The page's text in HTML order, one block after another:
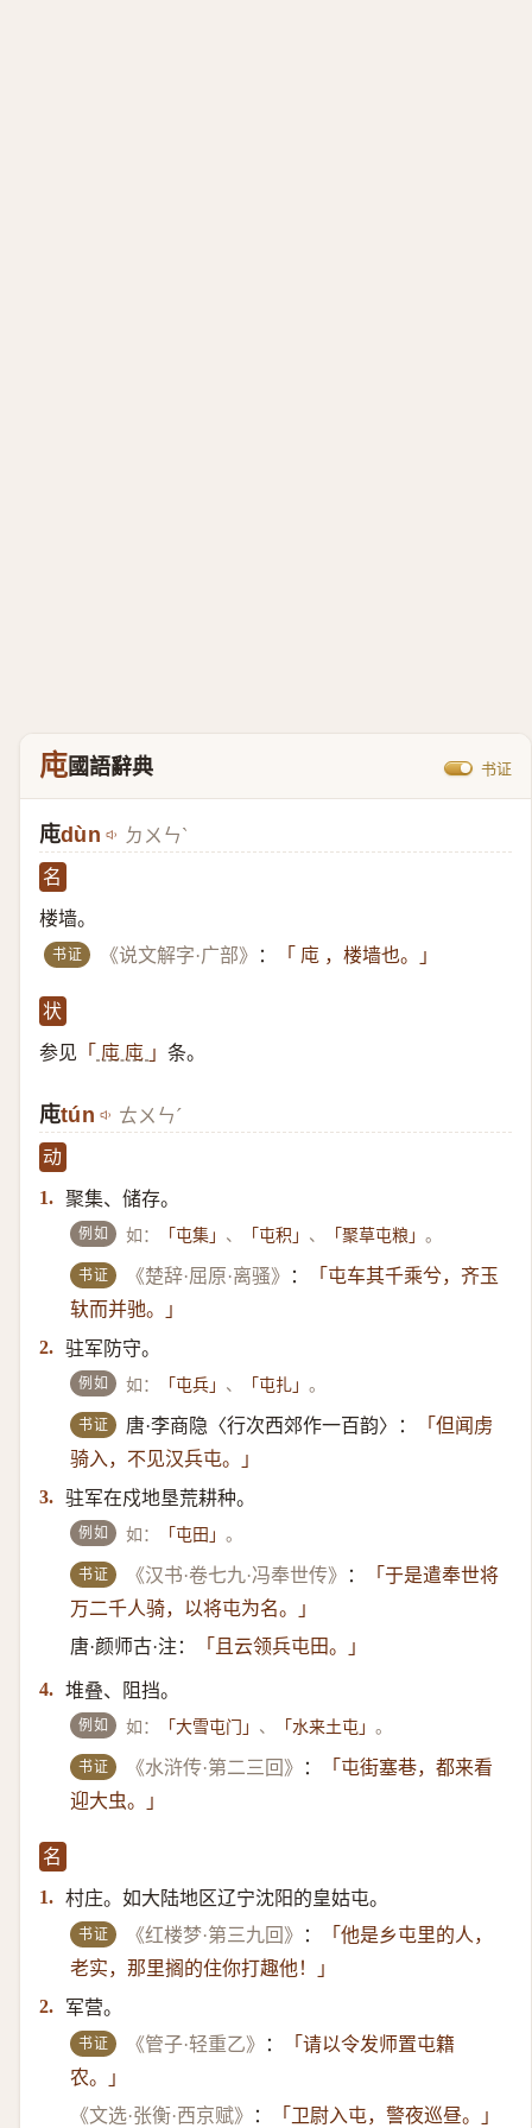
庉國語辭典 书证
庉dùn ㄉㄨㄣˋ
名
楼墙。
书证 《说文解字·广部》 ： 「 庉 ，楼墙也。」
状
参见 「 庉 庉 」 条。
庉tún ㄊㄨㄣˊ
动
1. 聚集、储存。
例如 如： 「屯集」 、 「屯积」 、 「聚草屯粮」。
书证 《楚辞·屈原·离骚》 ：
「屯车其千乘兮，齐玉
轪而并驰。」
2. 驻军防守。
例如 如： 「屯兵」 、 「屯扎」。
书证 唐·李商隐〈行次西郊作一百韵〉：
「但闻虏
骑入，不见汉兵屯。」
3. 驻军在戍地垦荒耕种。
例如 如： 「屯田」。
书证 《汉书·卷七九·冯奉世传》 ：
「于是遣奉世将
万二千人骑，以将屯为名。」
唐·颜师古·注：
「且云领兵屯田。」
4. 堆叠、阻挡。
例如 如： 「大雪屯门」 、 「水来土屯」。
书证 《水浒传·第二三回》 ：
「屯街塞巷，都来看
迎大虫。」
名
1. 村庄。如大陆地区辽宁沈阳的皇姑屯。
书证 《红楼梦·第三九回》 ：
「他是乡屯里的人，
老实，那里搁的住你打趣他！」
2.
军营。
书证 《管子·轻重乙》 ：
「请以令发师置屯籍
农。」
《文选·张衡·西京赋》
： 「卫尉入屯，警夜巡昼。」